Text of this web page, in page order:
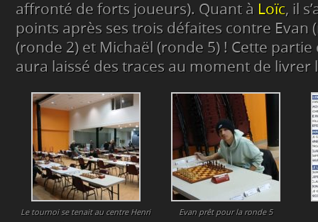
affronté de forts joueurs). Quant à Loïc, il
points après ses trois défaites contre Evan
(ronde 2) et Michaël (ronde 5) ! Cette
aura laissé des traces au moment de livrer
Le tournoi se tenait au centre Henri
Evan prêt pour la ronde 5